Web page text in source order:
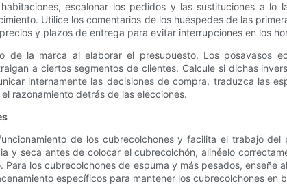
escalonar los pedidos y las sustituciones a
Utilice los comentarios de los huéspedes de las
y plazos de entrega para evitar interrupciones en los
de la marca al elaborar el presupuesto. Los posavasos
a ciertos segmentos de clientes. Calcule si dichas
internamente las decisiones de compra, traduzca las
razonamiento detrás de las elecciones.
de los cubrecolchones y facilita el trabajo
y seca antes de colocar el cubrecolchón, alinéelo
los cubrecolchones de espuma y más pesados,
específicos para mantener los cubrecolchones en